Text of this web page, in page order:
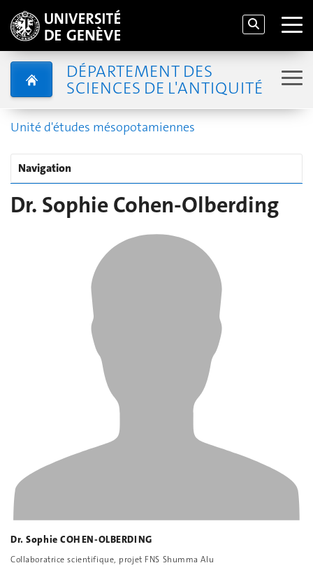
DÉPARTEMENT DES
SCIENCES DE L'ANTIQUITÉ
Unité d'études mésopotamiennes
Navigation
Dr. Sophie Cohen-Olberding
Dr. Sophie COHEN-OLBERDING
Collaboratrice scientifique, projet FNS Shumma Alu